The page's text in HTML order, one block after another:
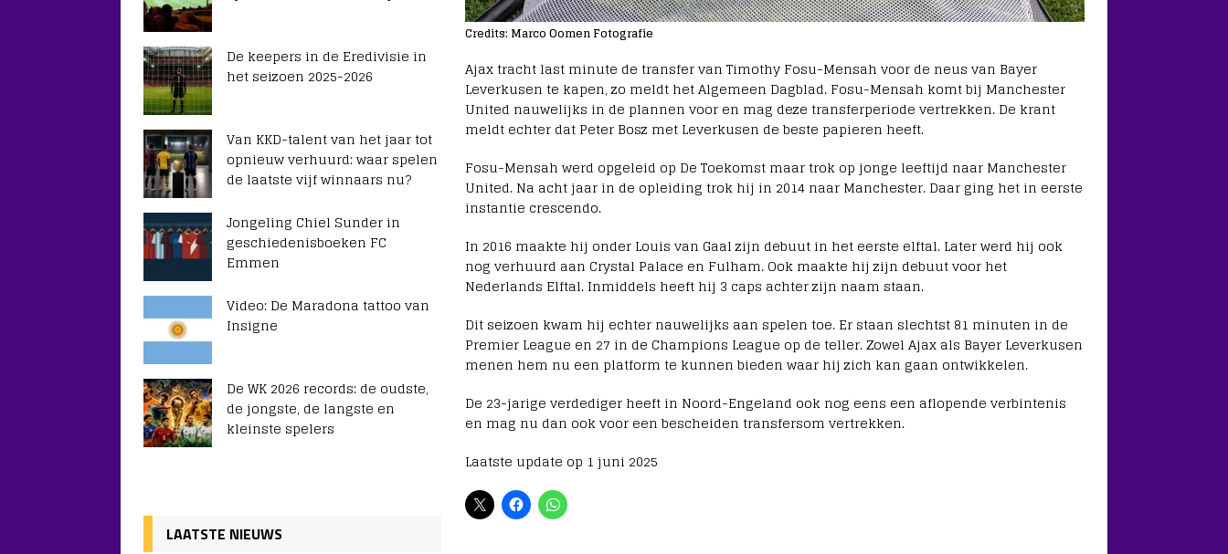
Credits: Marco Oomen Fotografie
Ajax tracht last minute de transfer van Timothy Fosu-Mensah voor de neus van Bayer
Leverkusen te kapen, zo meldt het Algemeen Dagblad. Fosu-Mensah komt bij Manchester
United nauwelijks in de plannen voor en mag deze transferperiode vertrekken. De krant
meldt echter dat Peter Bosz met Leverkusen de beste papieren heeft.
Fosu-Mensah werd opgeleid op De Toekomst maar trok op jonge leeftijd naar Manchester
United. Na acht jaar in de opleiding trok hij in 2014 naar Manchester. Daar ging het in eerste
instantie crescendo.
In 2016 maakte hij onder Louis van Gaal zijn debuut in het eerste elftal. Later werd hij ook
nog verhuurd aan Crystal Palace en Fulham. Ook maakte hij zijn debuut voor het
Nederlands Elftal. Inmiddels heeft hij 3 caps achter zijn naam staan.
Dit seizoen kwam hij echter nauwelijks aan spelen toe. Er staan slechtst 81 minuten in de
Premier League en 27 in de Champions League op de teller. Zowel Ajax als Bayer Leverkusen
menen hem nu een platform te kunnen bieden waar hij zich kan gaan ontwikkelen.
De 23-jarige verdediger heeft in Noord-Engeland ook nog eens een aflopende verbintenis
en mag nu dan ook voor een bescheiden transfersom vertrekken.
Laatste update op 1 juni 2025
De keepers in de Eredivisie in
het seizoen 2025-2026
Van KKD-talent van het jaar tot
opnieuw verhuurd: waar spelen
de laatste vijf winnaars nu?
Jongeling Chiel Sunder in
geschiedenisboeken FC
Emmen
Video: De Maradona tattoo van
Insigne
De WK 2026 records: de oudste,
de jongste, de langste en
kleinste spelers
LAATSTE NIEUWS